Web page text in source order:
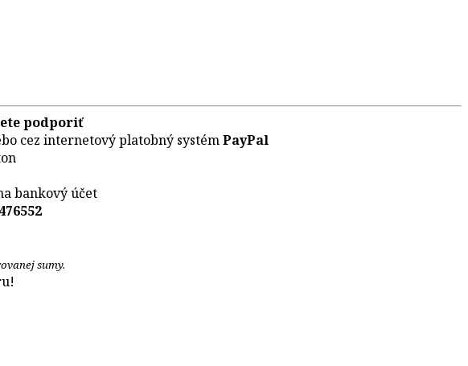
podporiť
cez internetový platobný systémPayPal
bankový účet
sumy.